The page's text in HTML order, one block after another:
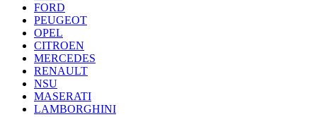
FORD
PEUGEOT
OPEL
CITROEN
MERCEDES
RENAULT
NSU
MASERATI
LAMBORGHINI